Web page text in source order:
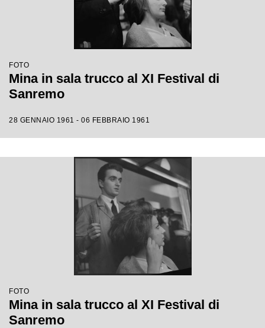
FOTO
Mina in sala trucco al XI Festival di
Sanremo
28 GENNAIO 1961 - 06 FEBBRAIO 1961
FOTO
Mina in sala trucco al XI Festival di
Sanremo